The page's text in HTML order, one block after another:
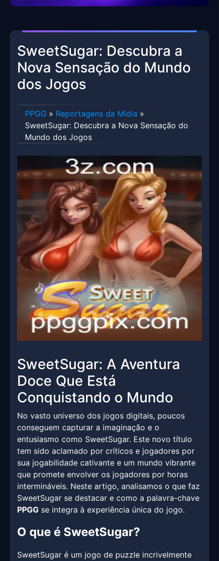
SweetSugar: Descubra a
Nova Sensação do Mundo
dos Jogos
PPGG » Reportagens da Mídia »
SweetSugar: Descubra a Nova Sensação do
Mundo dos Jogos
SweetSugar: A Aventura
Doce Que Está
Conquistando o Mundo
No vasto universo dos jogos digitais, poucos
conseguem capturar a imaginação e o
entusiasmo como SweetSugar. Este novo título
tem sido aclamado por críticos e jogadores por
sua jogabilidade cativante e um mundo vibrante
que promete envolver os jogadores por horas
intermináveis. Neste artigo, analisamos o que faz
SweetSugar se destacar e como a palavra-chave
PPGG se integra à experiência única do jogo.
O que é SweetSugar?
SweetSugar é um jogo de puzzle incrivelmente